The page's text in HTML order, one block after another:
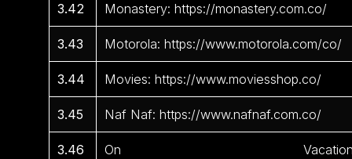
3.42 Monastery: https://monastery.com.co/
3.43 Motorola: https://www.motorola.com/co/
3.44 Movies: https://www.moviesshop.co/
3.45 Naf Naf: https://www.nafnaf.com.co/
3.46
On